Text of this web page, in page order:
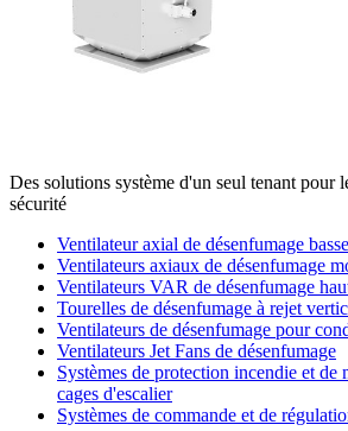
Des solutions système d'un seul tenant pour
sécurité
Ventilateur axial de désenfumage
Ventilateurs axiaux de désenfumage
Ventilateurs VAR de désenfumage
Tourelles de désenfumage à rejet
Ventilateurs de désenfumage pour
Ventilateurs Jet Fans de désenfumage
Systèmes de protection incendie et de
cages d'escalier
Systèmes de commande et de